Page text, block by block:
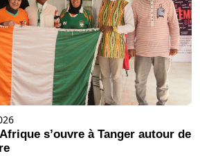
s’ouvre à Tanger autour de